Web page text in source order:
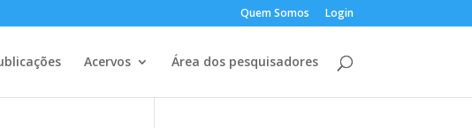
Quem Somos Login
Acervos Área dos pesquisadores